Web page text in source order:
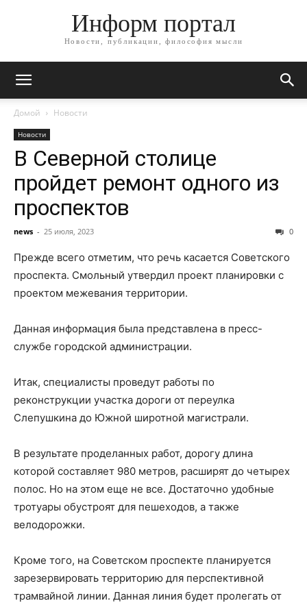
Информ портал
Новости, публикации, философия мысли
Домой Новости
Новости
В Северной столице
пройдет ремонт одного из
проспектов
news - 25 июля, 2023 0
Прежде всего отметим, что речь касается Советского
проспекта. Смольный утвердил проект планировки с
проектом межевания территории.
Данная информация была представлена в пресс-
службе городской администрации.
Итак, специалисты проведут работы по
реконструкции участка дороги от переулка
Слепушкина до Южной широтной магистрали.
В результате проделанных работ, дорогу длина
которой составляет 980 метров, расширят до четырех
полос. Но на этом еще не все. Достаточно удобные
тротуары обустроят для пешеходов, а также
велодорожки.
Кроме того, на Советском проспекте планируется
зарезервировать территорию для перспективной
трамвайной линии. Данная линия будет пролегать от